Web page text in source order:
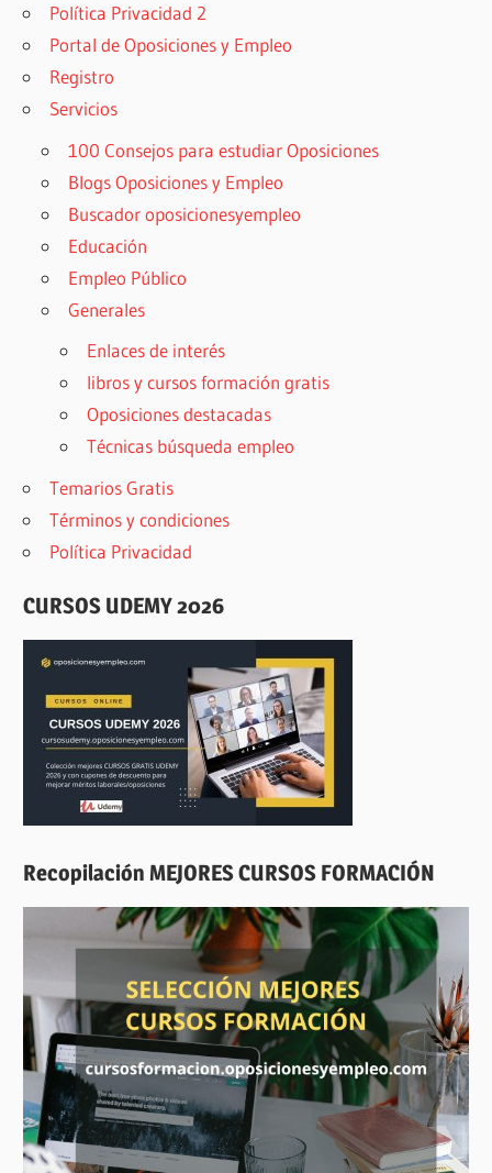
Política Privacidad 2
Portal de Oposiciones y Empleo
Registro
Servicios
100 Consejos para estudiar Oposiciones
Blogs Oposiciones y Empleo
Buscador oposicionesyempleo
Educación
Empleo Público
Generales
Enlaces de interés
libros y cursos formación gratis
Oposiciones destacadas
Técnicas búsqueda empleo
Temarios Gratis
Términos y condiciones
Política Privacidad
CURSOS UDEMY 2026
Recopilación MEJORES CURSOS FORMACIÓN